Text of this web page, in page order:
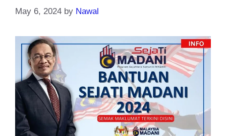
May 6, 2024 by Nawal